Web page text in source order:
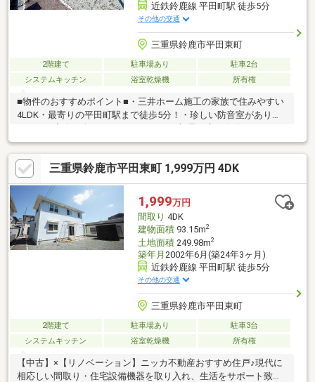
近鉄鈴鹿線 平田町駅 徒歩5分
その他の交通
三重県鈴鹿市平田東町
2階建て 駐車場あり
駐車2台
システムキッチン
浴室乾燥機 所有権
■物件のおすすめポイント■・三井ホーム施工の家族で住みやすい
4LDK・最寄りの平田町駅まで徒歩5分！・珍しい防音室があり思
を確保できる・大通りから目立たないので気軽にBBQやお庭遊び
も可能◎・駐車場に入りやすくするための工事も可能！ノーブル
不動産は、「物件を売る会社」ではなく「住んだ後の生活コスト
まで設計する会社」です。本物件では屋根条件をもとに、太陽光
発電＋蓄電池導入時の発電予測や光熱費削減シミュレーションを
ご提案。太陽光＋蓄電池の活用により年間約15万～22万円の光熱
費削減が期待できます（試算）
三重県鈴鹿市平田東町 1,999万円 4DK
1,999万円
間取り 4DK
建物面積93.15m2
土地面積249.98m2
築年月 2002年6月(築24年3ヶ月)
近鉄鈴鹿線 平田町駅 徒歩5分
その他の交通
三重県鈴鹿市平田東町
2階建て 駐車場あり
駐車3台
システムキッチン
浴室乾燥機 所有権
【中古】×【リノベーション】ニッカ不動産おすすめ住戸♪現代に
相応しい間取り・住宅設備機器を取り入れ、生活をサポート致し